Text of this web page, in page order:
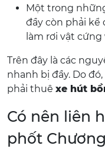
Một trong
đầy còn phải kể
làm rơi vật
Trên đây là các
nhanh bị đầy. Do
phải thuê xe hút
Có nên liên
phốt